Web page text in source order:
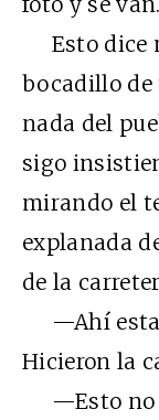
Esto dice
bocadillo de
nada del
sigo
mirando el
explanada
de la
—Ahí
Hicieron la
—Esto no